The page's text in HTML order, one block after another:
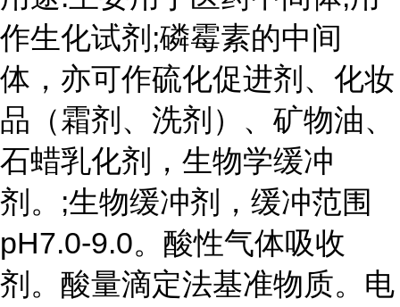
作生化试剂;磷霉素的中间
体，亦可作硫化促进剂、化妆
品（霜剂、洗剂）、矿物油、
石蜡乳化剂，生物学缓冲
剂。;生物缓冲剂，缓冲范围
pH7.0-9.0。酸性气体吸收
剂。酸量滴定法基准物质。电